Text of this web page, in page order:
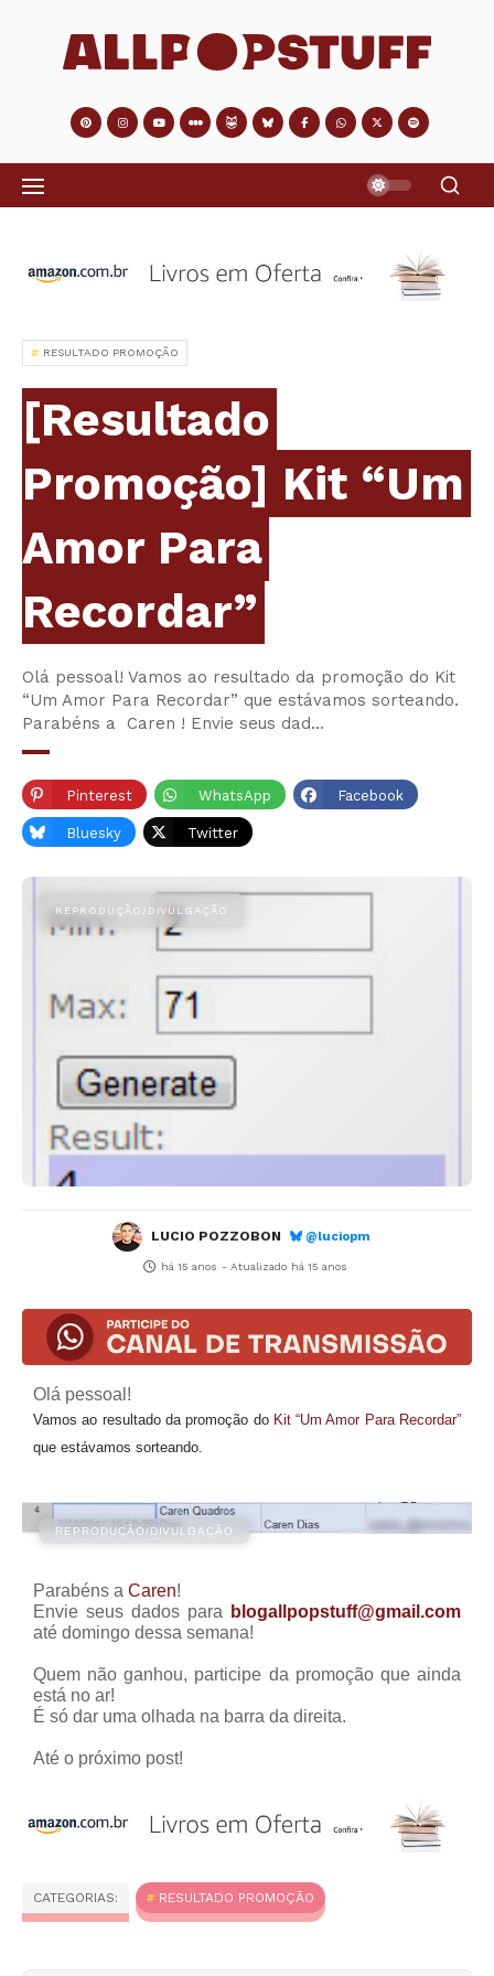
RESULTADO PROMOÇÃO
[Resultado
Promoção] Kit “Um
Amor Para
Recordar”
Olá pessoal! Vamos ao resultado da promoção do Kit
“Um Amor Para Recordar” que estávamos sorteando.
Parabéns a Caren ! Envie seus dad…
Pinterest WhatsApp Facebook
Bluesky Twitter
LUCIO POZZOBON @luciopm
há 15 anos - Atualizado há 15 anos
Olá pessoal!
Vamos ao resultado da promoção do Kit “Um Amor Para Recordar”
que estávamos sorteando.
Parabéns a Caren!
Envie seus dados para blogallpopstuff@gmail.com
até domingo dessa semana!
Quem não ganhou, participe da promoção que ainda
está no ar!
É só dar uma olhada na barra da direita.
Até o próximo post!
CATEGORIAS: RESULTADO PROMOÇÃO